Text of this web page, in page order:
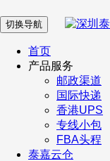
在 线 客 服
企业微信
切换导航
首页
产品服务
邮政渠道
国际快递
香港UPS
专线小包
FBA头程
泰嘉云仓